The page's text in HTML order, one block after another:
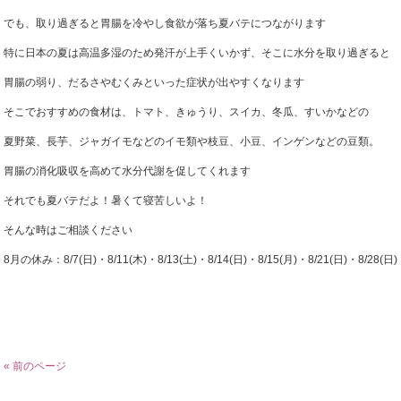
でも、取り過ぎると胃腸を冷やし食欲が落ち夏バテにつながります
特に日本の夏は高温多湿のため発汗が上手くいかず、そこに水分を取り過ぎると
胃腸の弱り、だるさやむくみといった症状が出やすくなります
そこでおすすめの食材は、トマト、きゅうり、スイカ、冬瓜、すいかなどの
夏野菜、長芋、ジャガイモなどのイモ類や枝豆、小豆、インゲンなどの豆類。
胃腸の消化吸収を高めて水分代謝を促してくれます
それでも夏バテだよ！暑くて寝苦しいよ！
そんな時はご相談ください
8月の休み：8/7(日)・8/11(木)・8/13(土)・8/14(日)・8/15(月)・8/21(日)・8/28(日)
« 前のページ